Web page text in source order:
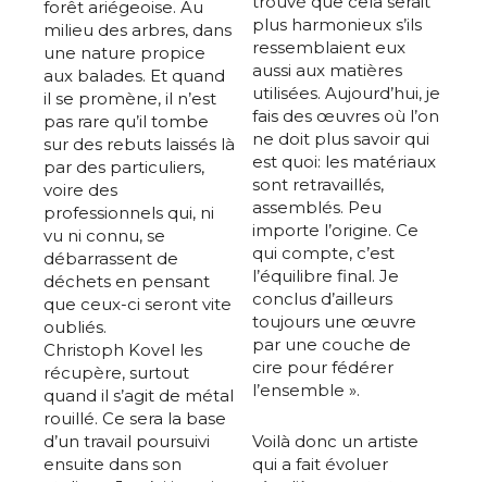
forêt ariégeoise. Au
milieu des arbres, dans
une nature propice
aux balades. Et quand
il se promène, il n’est
pas rare qu’il tombe
sur des rebuts laissés là
par des particuliers,
voire des
professionnels qui, ni
vu ni connu, se
débarrassent de
déchets en pensant
que ceux-ci seront vite
oubliés.
Christoph Kovel les
récupère, surtout
quand il s’agit de métal
rouillé. Ce sera la base
d’un travail poursuivi
ensuite dans son
plus harmonieux s’ils
ressemblaient eux
aussi aux matières
utilisées. Aujourd’hui, je
fais des œuvres où l’on
ne doit plus savoir qui
est quoi: les matériaux
sont retravaillés,
assemblés. Peu
importe l’origine. Ce
qui compte, c’est
l’équilibre final. Je
conclus d’ailleurs
toujours une œuvre
par une couche de
cire pour fédérer
l’ensemble ».
Voilà donc un artiste
qui a fait évoluer